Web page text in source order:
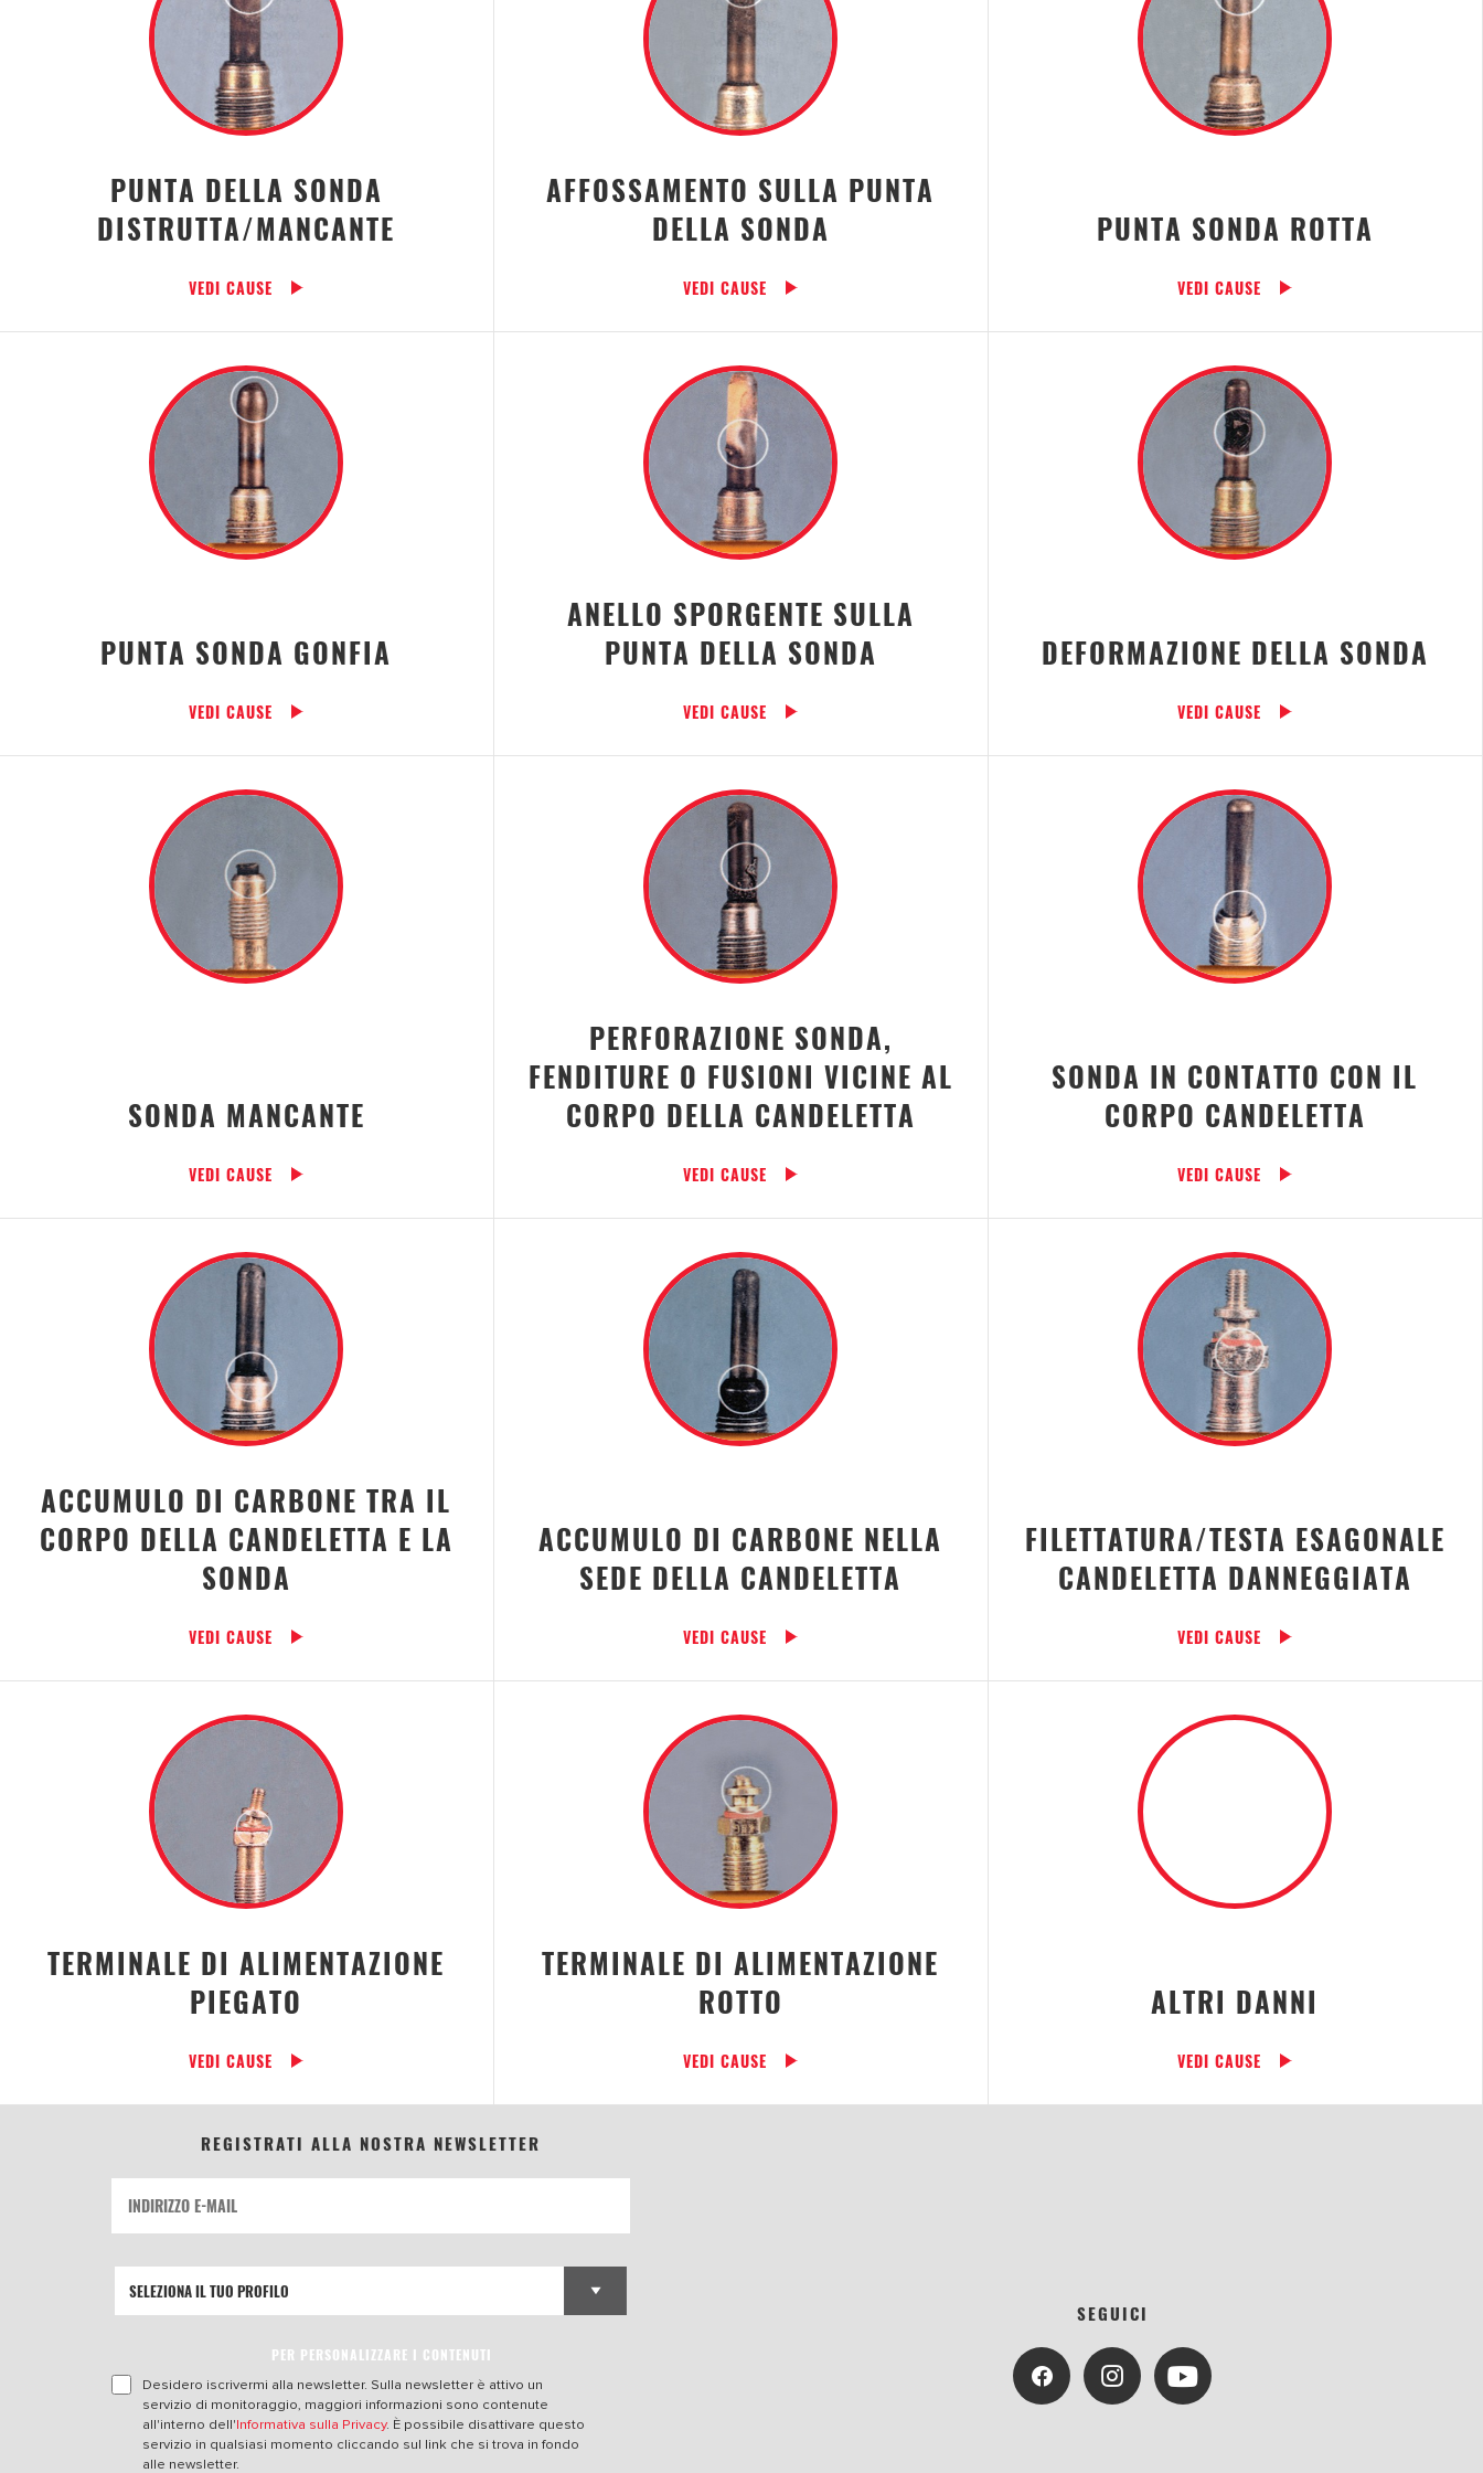
PUNTA DELLA SONDA
DISTRUTTA/MANCANTE
VEDI CAUSE
AFFOSSAMENTO SULLA PUNTA
DELLA SONDA
VEDI CAUSE
PUNTA SONDA ROTTA
VEDI CAUSE
PUNTA SONDA GONFIA
VEDI CAUSE
ANELLO SPORGENTE SULLA
PUNTA DELLA SONDA
VEDI CAUSE
DEFORMAZIONE DELLA SONDA
VEDI CAUSE
SONDA MANCANTE
VEDI CAUSE
PERFORAZIONE SONDA,
FENDITURE O FUSIONI VICINE AL
CORPO DELLA CANDELETTA
VEDI CAUSE
SONDA IN CONTATTO CON IL
CORPO CANDELETTA
VEDI CAUSE
ACCUMULO DI CARBONE TRA IL
CORPO DELLA CANDELETTA E LA
SONDA
VEDI CAUSE
ACCUMULO DI CARBONE NELLA
SEDE DELLA CANDELETTA
VEDI CAUSE
FILETTATURA/TESTA ESAGONALE
CANDELETTA DANNEGGIATA
VEDI CAUSE
TERMINALE DI ALIMENTAZIONE
PIEGATO
VEDI CAUSE
TERMINALE DI ALIMENTAZIONE
ROTTO
VEDI CAUSE
ALTRI DANNI
VEDI CAUSE
REGISTRATI ALLA NOSTRA NEWSLETTER
PER PERSONALIZZARE I CONTENUTI
Desidero iscrivermi alla newsletter. Sulla newsletter è attivo un
servizio di monitoraggio, maggiori informazioni sono contenute
all'interno dell'Informativa sulla Privacy. È possibile disattivare questo
servizio in qualsiasi momento cliccando sul link che si trova in fondo
alle newsletter.
SEGUICI